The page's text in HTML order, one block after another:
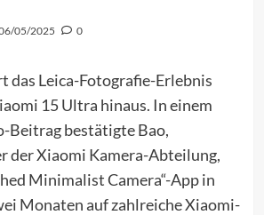
05/2025 0
das Leica-Fotografie-Erlebnis
15 Ultra hinaus. In einem
Beitrag bestätigte Bao,
der Xiaomi Kamera-Abteilung,
Minimalist Camera“-App in
Monaten auf zahlreiche Xiaomi-